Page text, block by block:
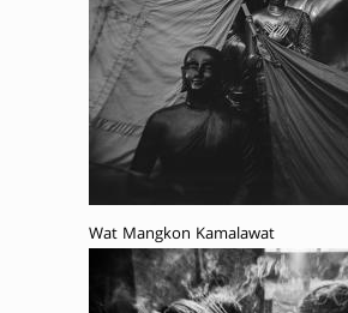
Wat Mangkon Kamalawat